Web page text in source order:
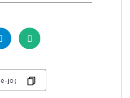
Share
Telegram
Share
WhatsApp